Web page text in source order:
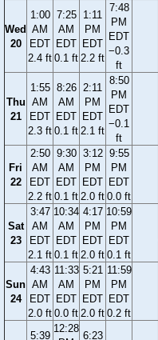
Wed
20
1:00
AM
EDT
2.4 ft
7:25
AM
EDT
0.1 ft
1:11
PM
EDT
2.2 ft
7:48
PM
EDT
−0.3
ft
Thu
21
1:55
AM
EDT
2.3 ft
8:26
AM
EDT
0.1 ft
2:11
PM
EDT
2.1 ft
8:50
PM
EDT
−0.1
ft
Fri
22
2:50
AM
EDT
2.2 ft
9:30
AM
EDT
0.1 ft
3:12
PM
EDT
2.0 ft
9:55
PM
EDT
0.0 ft
Sat
23
3:47
AM
EDT
2.1 ft
10:34
AM
EDT
0.1 ft
4:17
PM
EDT
2.0 ft
10:59
PM
EDT
0.1 ft
Sun
24
4:43
AM
EDT
2.0 ft
11:33
AM
EDT
0.0 ft
5:21
PM
EDT
2.0 ft
11:59
PM
EDT
0.2 ft
5:39
12:28
6:23